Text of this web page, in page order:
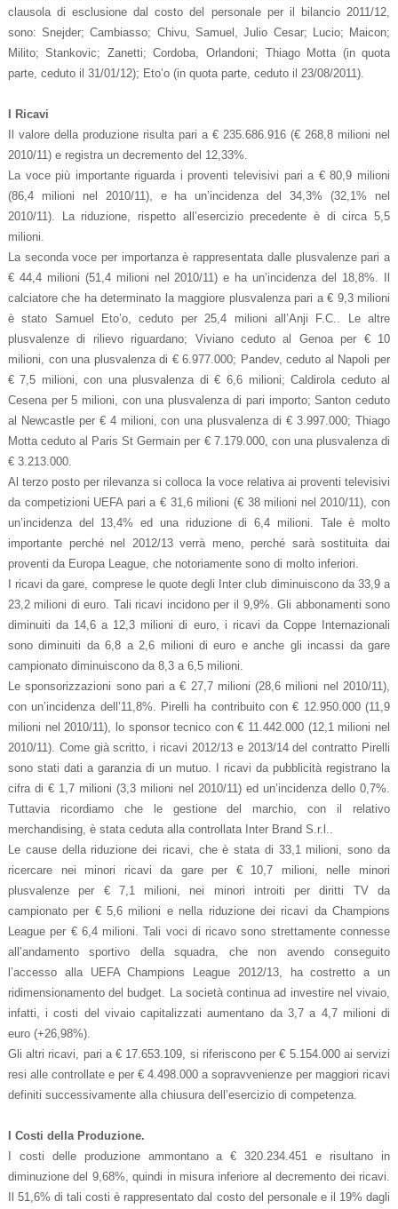
clausola di esclusione dal costo del personale per il bilancio 2011/12,
sono: Snejder; Cambiasso; Chivu, Samuel, Julio Cesar; Lucio; Maicon;
Milito; Stankovic; Zanetti; Cordoba, Orlandoni; Thiago Motta (in quota
parte, ceduto il 31/01/12); Eto’o (in quota parte, ceduto il 23/08/2011).
I Ricavi
Il valore della produzione risulta pari a € 235.686.916 (€ 268,8 milioni nel
2010/11) e registra un decremento del 12,33%.
La voce più importante riguarda i proventi televisivi pari a € 80,9 milioni
(86,4 milioni nel 2010/11), e ha un’incidenza del 34,3% (32,1% nel
2010/11). La riduzione, rispetto all’esercizio precedente è di circa 5,5
milioni.
La seconda voce per importanza è rappresentata dalle plusvalenze pari a
€ 44,4 milioni (51,4 milioni nel 2010/11) e ha un’incidenza del 18,8%. Il
calciatore che ha determinato la maggiore plusvalenza pari a € 9,3 milioni
è stato Samuel Eto’o, ceduto per 25,4 milioni all’Anji F.C.. Le altre
plusvalenze di rilievo riguardano; Viviano ceduto al Genoa per € 10
milioni, con una plusvalenza di € 6.977.000; Pandev, ceduto al Napoli per
€ 7,5 milioni, con una plusvalenza di € 6,6 milioni; Caldirola ceduto al
Cesena per 5 milioni, con una plusvalenza di pari importo; Santon ceduto
al Newcastle per € 4 milioni, con una plusvalenza di € 3.997.000; Thiago
Motta ceduto al Paris St Germain per € 7.179.000, con una plusvalenza di
€ 3.213.000.
Al terzo posto per rilevanza si colloca la voce relativa ai proventi televisivi
da competizioni UEFA pari a € 31,6 milioni (€ 38 milioni nel 2010/11), con
un’incidenza del 13,4% ed una riduzione di 6,4 milioni. Tale è molto
importante perché nel 2012/13 verrà meno, perché sarà sostituita dai
proventi da Europa League, che notoriamente sono di molto inferiori.
I ricavi da gare, comprese le quote degli Inter club diminuiscono da 33,9 a
23,2 milioni di euro. Tali ricavi incidono per il 9,9%. Gli abbonamenti sono
diminuiti da 14,6 a 12,3 milioni di euro, i ricavi da Coppe Internazionali
sono diminuiti da 6,8 a 2,6 milioni di euro e anche gli incassi da gare
campionato diminuiscono da 8,3 a 6,5 milioni.
Le sponsorizzazioni sono pari a € 27,7 milioni (28,6 milioni nel 2010/11),
con un’incidenza dell’11,8%. Pirelli ha contribuito con € 12.950.000 (11,9
milioni nel 2010/11), lo sponsor tecnico con € 11.442.000 (12,1 milioni nel
2010/11). Come già scritto, i ricavi 2012/13 e 2013/14 del contratto Pirelli
sono stati dati a garanzia di un mutuo. I ricavi da pubblicità registrano la
cifra di € 1,7 milioni (3,3 milioni nel 2010/11) ed un’incidenza dello 0,7%.
Tuttavia ricordiamo che le gestione del marchio, con il relativo
merchandising, è stata ceduta alla controllata Inter Brand S.r.l..
Le cause della riduzione dei ricavi, che è stata di 33,1 milioni, sono da
ricercare nei minori ricavi da gare per € 10,7 milioni, nelle minori
plusvalenze per € 7,1 milioni, nei minori introiti per diritti TV da
campionato per € 5,6 milioni e nella riduzione dei ricavi da Champions
League per € 6,4 milioni. Tali voci di ricavo sono strettamente connesse
all’andamento sportivo della squadra, che non avendo conseguito
l’accesso alla UEFA Champions League 2012/13, ha costretto a un
ridimensionamento del budget. La società continua ad investire nel vivaio,
infatti, i costi del vivaio capitalizzati aumentano da 3,7 a 4,7 milioni di
euro (+26,98%).
Gli altri ricavi, pari a € 17.653.109, si riferiscono per € 5.154.000 ai servizi
resi alle controllate e per € 4.498.000 a sopravvenienze per maggiori ricavi
definiti successivamente alla chiusura dell’esercizio di competenza.
I Costi della Produzione.
I costi delle produzione ammontano a € 320.234.451 e risultano in
diminuzione del 9,68%, quindi in misura inferiore al decremento dei ricavi.
Il 51,6% di tali costi è rappresentato dal costo del personale e il 19% dagli